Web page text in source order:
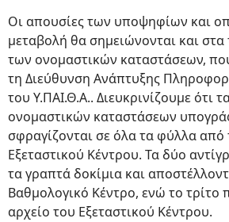
Οι απουσίες των υποψηφίων και
μεταβολή θα σημειώνονται και στα
των ονομαστικών καταστάσεων,
τη Διεύθυνση Ανάπτυξης
του Υ.ΠΑΙ.Θ.Α.. Διευκρινίζουμε ότι
ονομαστικών καταστάσεων
σφραγίζονται σε όλα τα φύλλα
Εξεταστικού Κέντρου. Τα δύο
τα γραπτά δοκίμια και
Βαθμολογικό Κέντρο, ενώ το τρίτο
αρχείο του Εξεταστικού Κέντρου.